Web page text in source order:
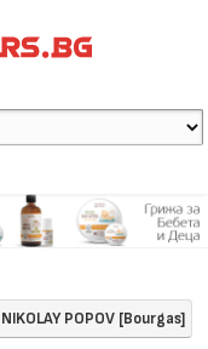
POPOV [Bourgas]